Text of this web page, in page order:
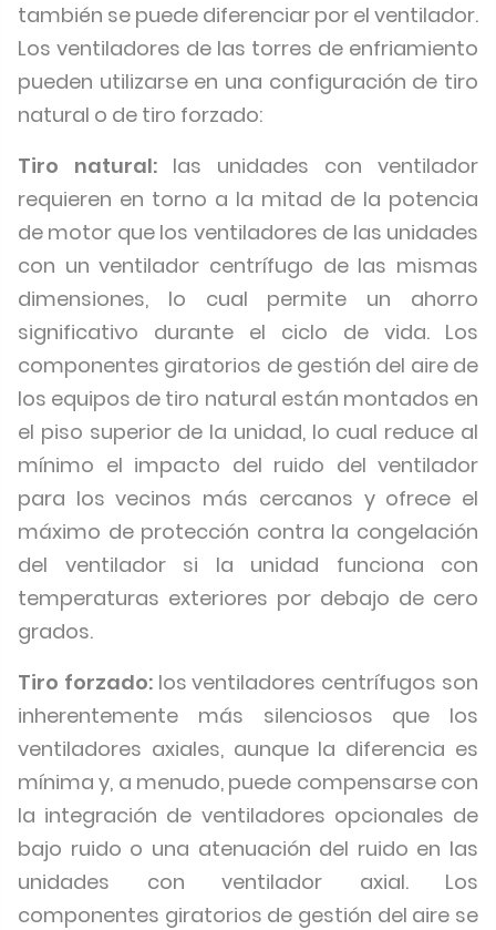
también se puede diferenciar por el ventilador.
Los ventiladores de las torres de enfriamiento
pueden utilizarse en una configuración de tiro
natural o de tiro forzado:
Tiro natural: las unidades con ventilador
requieren en torno a la mitad de la potencia
de motor que los ventiladores de las unidades
con un ventilador centrífugo de las mismas
dimensiones, lo cual permite un ahorro
significativo durante el ciclo de vida. Los
componentes giratorios de gestión del aire de
los equipos de tiro natural están montados en
el piso superior de la unidad, lo cual reduce al
mínimo el impacto del ruido del ventilador
para los vecinos más cercanos y ofrece el
máximo de protección contra la congelación
del ventilador si la unidad funciona con
temperaturas exteriores por debajo de cero
grados.
Tiro forzado: los ventiladores centrífugos son
inherentemente más silenciosos que los
ventiladores axiales, aunque la diferencia es
mínima y, a menudo, puede compensarse con
la integración de ventiladores opcionales de
bajo ruido o una atenuación del ruido en las
unidades con ventilador axial. Los
componentes giratorios de gestión del aire se